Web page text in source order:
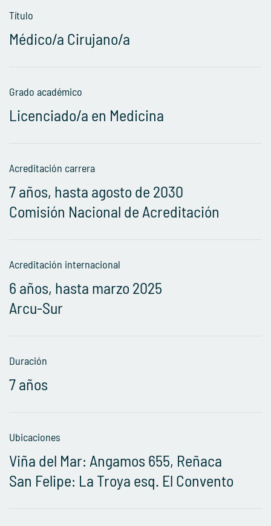
Título
Médico/a Cirujano/a
Grado académico
Licenciado/a en Medicina
Acreditación carrera
7 años, hasta agosto de 2030
Comisión Nacional de Acreditación
Acreditación internacional
6 años, hasta marzo 2025
Arcu-Sur
Duración
7 años
Ubicaciones
Viña del Mar: Angamos 655, Reñaca
San Felipe: La Troya esq. El Convento